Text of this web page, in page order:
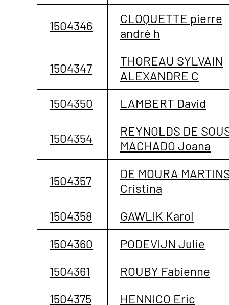
1504346
CLOQUETTE pierre
andré h
1504347
THOREAU SYLVAIN
ALEXANDRE C
1504350
LAMBERT David
1504354
REYNOLDS DE
MACHADO Joana
1504357
DE MOURA
Cristina
1504358
GAWLIK Karol
1504360
PODEVIJN Julie
1504361
ROUBY Fabienne
1504375
HENNICO Eric